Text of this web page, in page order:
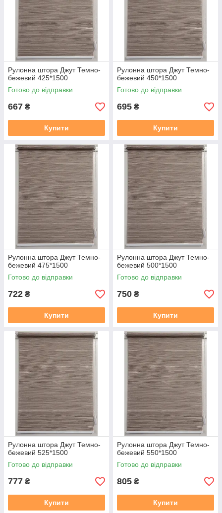
Рулонна штора Джут Темно-
бежевий 425*1500
Готово до відправки
667 ₴
Купити
Рулонна штора Джут Темно-
бежевий 450*1500
Готово до відправки
695 ₴
Купити
Рулонна штора Джут Темно-
бежевий 475*1500
Готово до відправки
722 ₴
Купити
Рулонна штора Джут Темно-
бежевий 500*1500
Готово до відправки
750 ₴
Купити
Рулонна штора Джут Темно-
бежевий 525*1500
Готово до відправки
777 ₴
Купити
Рулонна штора Джут Темно-
бежевий 550*1500
Готово до відправки
805 ₴
Купити